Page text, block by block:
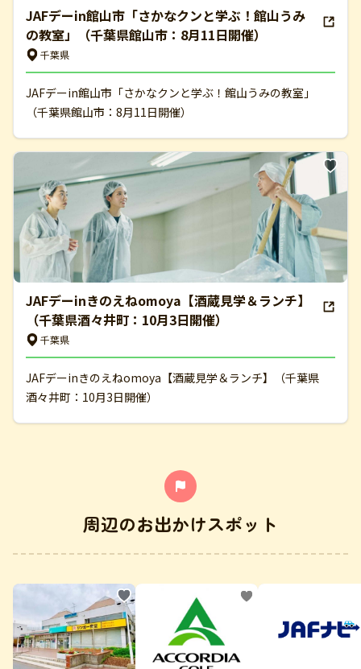
JAFデーin館山市「さかなクンと学ぶ！館山うみ
の教室」（千葉県館山市：8月11日開催）
千葉県
JAFデーin館山市「さかなクンと学ぶ！館山うみの教室」
（千葉県館山市：8月11日開催）
JAFデーinきのえねomoya【酒蔵見学＆ランチ】
（千葉県酒々井町：10月3日開催）
千葉県
JAFデーinきのえねomoya【酒蔵見学＆ランチ】（千葉県
酒々井町：10月3日開催）
周辺のお出かけスポット